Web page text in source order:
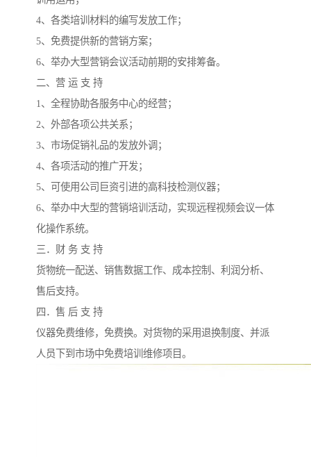
4、各类培训材料的编写发放工作；
5、免费提供新的营销方案；
6、举办大型营销会议活动前期的安排筹备。
二、营 运 支 持
1、全程协助各服务中心的经营；
2、外部各项公共关系；
3、市场促销礼品的发放外调；
4、各项活动的推广开发；
5、可使用公司巨资引进的高科技检测仪器；
6、举办中大型的营销培训活动，实现远程视频会议一体
化操作系统。
三．财 务 支 持
货物统一配送、销售数据工作、成本控制、利润分析、
售后支持。
四．售 后 支 持
仪器免费维修，免费换。对货物的采用退换制度、并派
人员下到市场中免费培训维修项目。